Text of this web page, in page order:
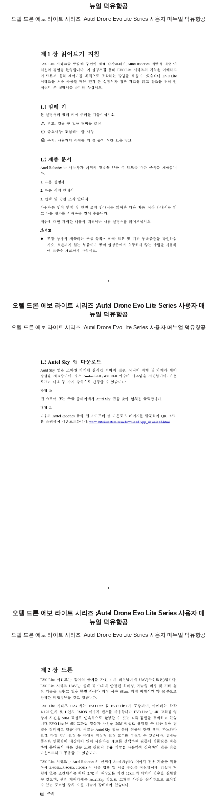
뉴얼 덕유항공
오텔 드론 에보 라이트 시리즈 ;Autel Drone Evo Lite Series 사용자 매뉴얼 덕유항공
오텔 드론 에보 라이트 시리즈 ;Autel Drone Evo Lite Series 사용자 매
뉴얼 덕유항공
오텔 드론 에보 라이트 시리즈 ;Autel Drone Evo Lite Series 사용자 매뉴얼 덕유항공
오텔 드론 에보 라이트 시리즈 ;Autel Drone Evo Lite Series 사용자 매
뉴얼 덕유항공
오텔 드론 에보 라이트 시리즈 ;Autel Drone Evo Lite Series 사용자 매뉴얼 덕유항공